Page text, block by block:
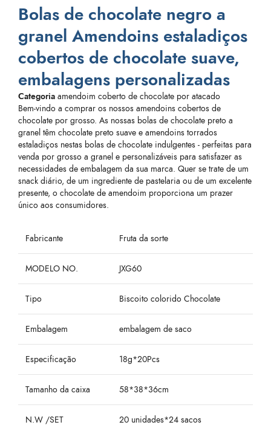
Bolas de chocolate negro a
granel Amendoins estaladiços
cobertos de chocolate suave,
embalagens personalizadas
Categoria amendoim coberto de chocolate por atacado
Bem-vindo a comprar os nossos amendoins cobertos de
chocolate por grosso. As nossas bolas de chocolate preto a
granel têm chocolate preto suave e amendoins torrados
estaladiços nestas bolas de chocolate indulgentes - perfeitas para
venda por grosso a granel e personalizáveis para satisfazer as
necessidades de embalagem da sua marca. Quer se trate de um
snack diário, de um ingrediente de pastelaria ou de um excelente
presente, o chocolate de amendoim proporciona um prazer
único aos consumidores.
Fabricante Fruta da sorte
MODELO NO. JXG60
Tipo Biscoito colorido Chocolate
Embalagem embalagem de saco
Especificação 18g*20Pcs
Tamanho da caixa 58*38*36cm
N.W /SET 20 unidades*24 sacos